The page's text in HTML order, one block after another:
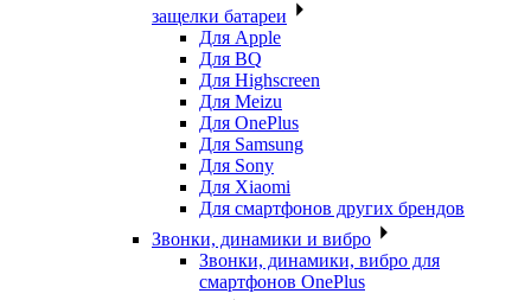
защелки батареи
Для Apple
Для BQ
Для Highscreen
Для Meizu
Для OnePlus
Для Samsung
Для Sony
Для Xiaomi
Для смартфонов других брендов
Звонки, динамики и вибро
Звонки, динамики, вибро для
смартфонов OnePlus